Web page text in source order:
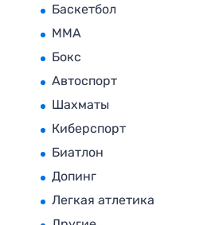
Баскетбол
MMA
Бокс
Автоспорт
Шахматы
Киберспорт
Биатлон
Допинг
Легкая атлетика